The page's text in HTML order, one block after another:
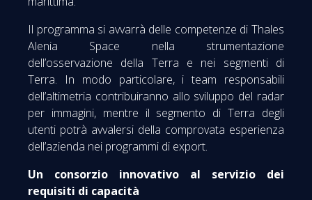
Il programma si avvarrà delle competenze di Thales
Alenia Space nella strumentazione
dell’osservazione della Terra e nei segmenti di
Terra. In modo particolare, i team responsabili
dell’altimetria contribuiranno allo sviluppo del radar
per immagini, mentre il segmento di Terra degli
utenti potrà avvalersi della comprovata esperienza
dell’azienda nei programmi di export.
Un consorzio innovativo al servizio dei
requisiti di capacità